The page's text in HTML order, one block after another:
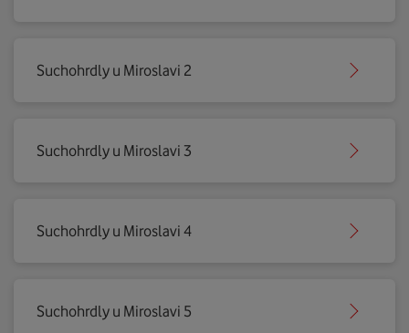
Suchohrdly u Miroslavi 2
Suchohrdly u Miroslavi 3
Suchohrdly u Miroslavi 4
Suchohrdly u Miroslavi 5